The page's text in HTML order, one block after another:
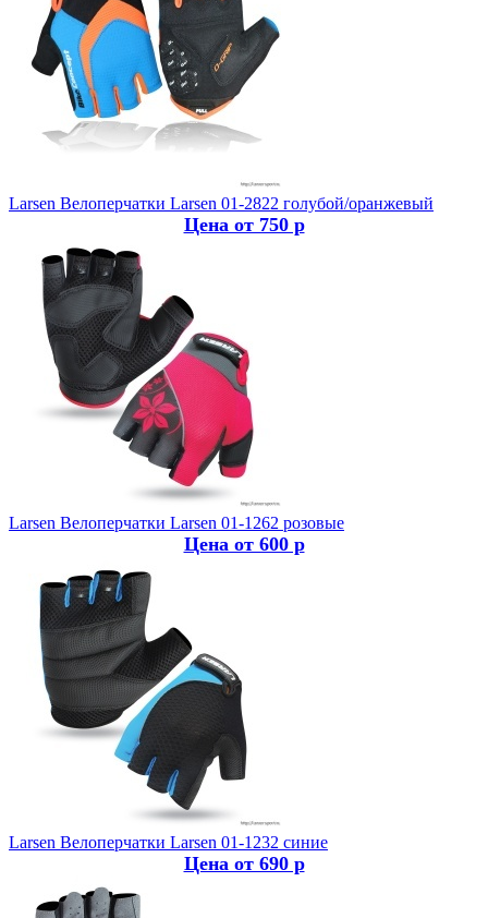
Larsen Велоперчатки Larsen 01-2822 голубой/оранжевый
Цена от 750 р
Larsen Велоперчатки Larsen 01-1262 розовые
Цена от 600 р
Larsen Велоперчатки Larsen 01-1232 синие
Цена от 690 р